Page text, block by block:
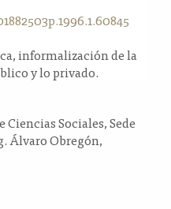
informalización de la
y lo privado.
Sociales, Sede
Álvaro Obregón,